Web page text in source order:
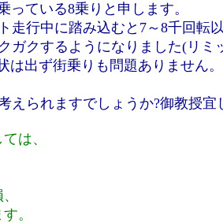
っている8乗りと申します。
走行中に踏み込むと7～8千回転
ガクするようになりました(リ
は出ず街乗りも問題ありませ
えられますでしょうか?御教授
は、
。